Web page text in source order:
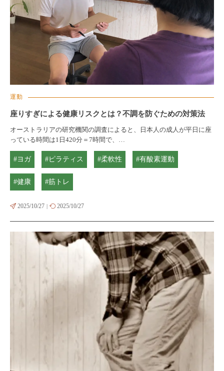
運動
座りすぎによる健康リスクとは？不調を防ぐための対策法
オーストラリアの研究機関の調査によると、日本人の成人が平日に座
っている時間は1日420分＝7時間で、…
#ヨガ #ピラティス #柔軟性 #有酸素運動
#健康 #筋トレ
2025/10/27 | 2025/10/27